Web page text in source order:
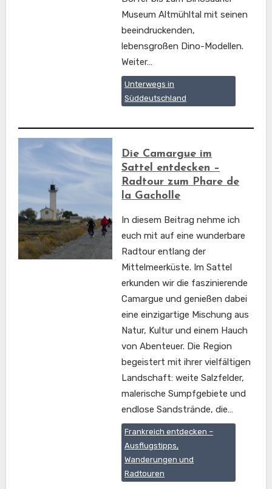
Museum Altmühltal mit seinen
beeindruckenden,
lebensgroßen Dino-Modellen.
Weiter…
Unterwegs in
Süddeutschland
Die Camargue im
Sattel entdecken –
Radtour zum Phare de
la Gacholle
In diesem Beitrag nehme ich
euch mit auf eine wunderbare
Radtour entlang der
Mittelmeerküste. Im Sattel
erkunden wir die faszinierende
Camargue und genießen dabei
eine einzigartige Mischung aus
Natur, Kultur und einem Hauch
von Abenteuer. Die Region
begeistert mit ihrer vielfältigen
Landschaft: weite Salzfelder,
malerische Sumpfgebiete und
endlose Sandstrände, die…
Frankreich entdecken –
Ausflugstipps,
Wanderungen und
Radtouren